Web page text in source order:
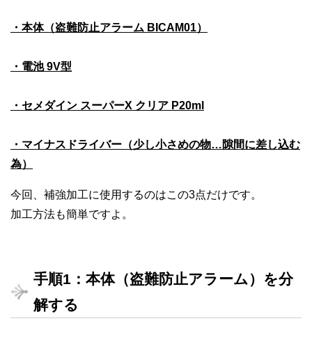
・本体（盗難防止アラーム BICAM01）
・電池 9V型
・セメダイン スーパーX クリア P20ml
・マイナスドライバー（少し小さめの物…隙間に差し込む
為）
今回、補強加工に使用するのはこの3点だけです。
加工方法も簡単ですよ。
手順1：本体（盗難防止アラーム）を分
解する